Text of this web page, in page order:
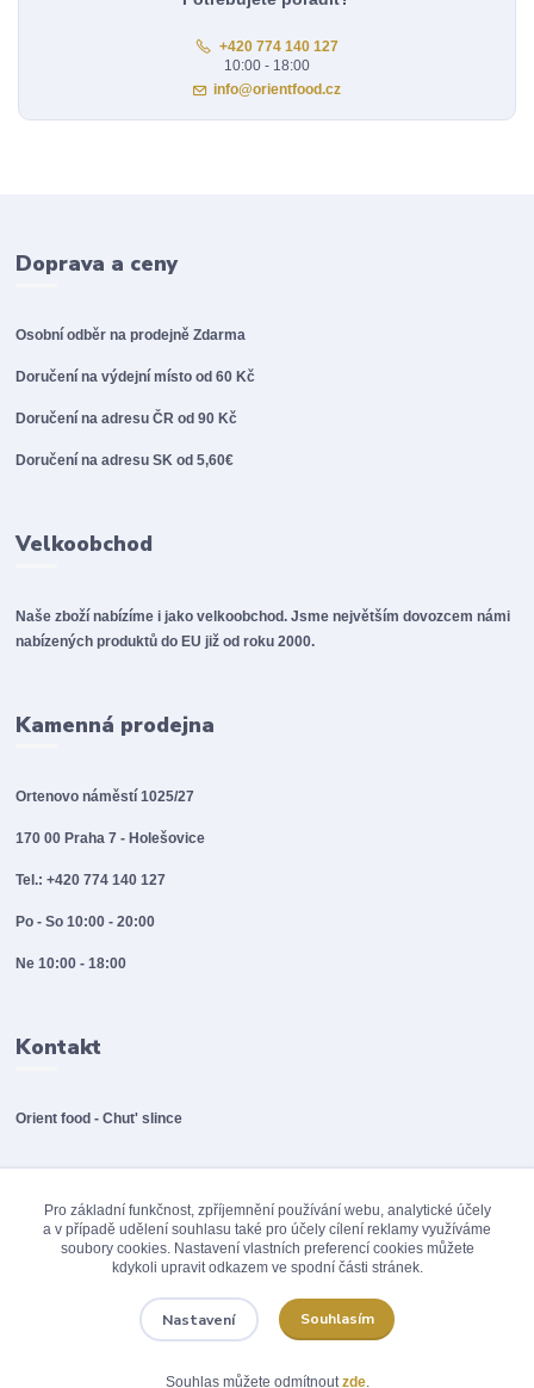
+420 774 140 127
10:00 - 18:00
info@orientfood.cz
Doprava a ceny
Osobní odběr na prodejněZdarma
Doručení na výdejní místo od 60 Kč
Doručení na adresu ČR od 90 Kč
Doručení na adresu SK od 5,60€
Velkoobchod
Naše zboží nabízíme i jako velkoobchod. Jsme největším dovozcem námi
nabízených produktů do EU již od roku 2000.
Kamenná prodejna
Ortenovo náměstí 1025/27
170 00 Praha 7 - Holešovice
Tel.: +420 774 140 127
Po - So 10:00 - 20:00
Ne 10:00 - 18:00
Kontakt
Orient food - Chut' slince
Pro základní funkčnost, zpříjemnění používání webu, analytické účely
a v případě udělení souhlasu také pro účely cílení reklamy využíváme
soubory cookies. Nastavení vlastních preferencí cookies můžete
kdykoli upravit odkazem ve spodní části stránek.
Nastavení Souhlasím
Souhlas můžete odmítnout zde.